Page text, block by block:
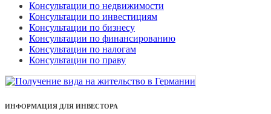
Консультации по недвижимости
Консультации по инвестициям
Консультации по бизнесу
Консультации по финансированию
Консультации по налогам
Консультации по праву
ИНФОРМАЦИЯ ДЛЯ ИНВЕСТОРА